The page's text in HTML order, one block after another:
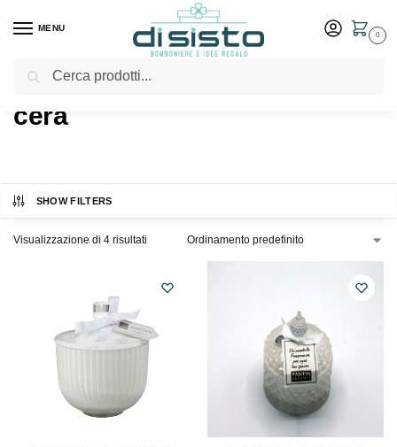
MENU
0
Home Shop Prodotti taggati “cera”
cera
SHOW FILTERS
Visualizzazione di 4 risultati